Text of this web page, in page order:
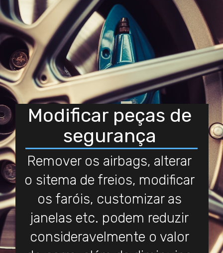
Remover os airbags, alterar
o sitema de freios, modificar
os faróis, customizar as
janelas etc. podem reduzir
consideravelmente o valor
Modificar peças de
segurança